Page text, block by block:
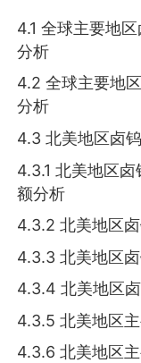
4.1 全球主要地
分析
4.2 全球主要地
分析
4.3 北美地区卤
4.3.1 北美地区
额分析
4.3.2 北美地区
4.3.3 北美地区
4.3.4 北美地区
4.3.5 北美地区
4.3.6 北美地区